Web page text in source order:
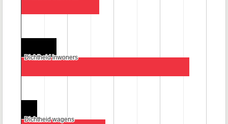
Dichtheid inwoners
Dichtheid inwoners
Dichtheid wagens
Dichtheid wagens